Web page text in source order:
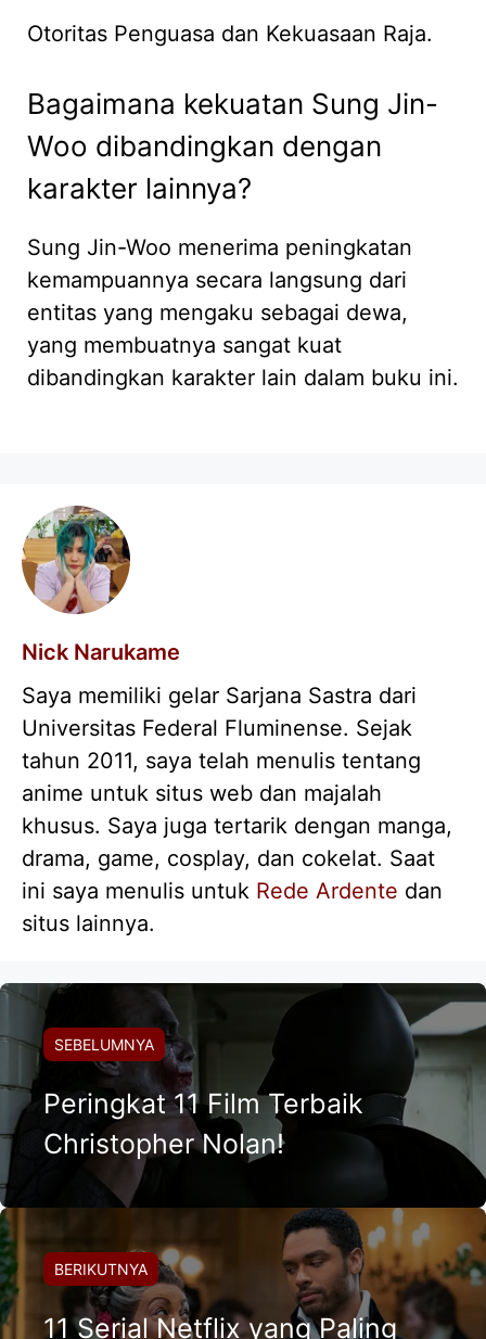
Otoritas Penguasa dan Kekuasaan Raja.
Bagaimana kekuatan Sung Jin-
Woo dibandingkan dengan
karakter lainnya?
Sung Jin-Woo menerima peningkatan
kemampuannya secara langsung dari
entitas yang mengaku sebagai dewa,
yang membuatnya sangat kuat
dibandingkan karakter lain dalam buku ini.
Nick Narukame
Saya memiliki gelar Sarjana Sastra dari
Universitas Federal Fluminense. Sejak
tahun 2011, saya telah menulis tentang
anime untuk situs web dan majalah
khusus. Saya juga tertarik dengan manga,
drama, game, cosplay, dan cokelat. Saat
ini saya menulis untuk Rede Ardente dan
situs lainnya.
SEBELUMNYA
Peringkat 11 Film Terbaik
Christopher Nolan!
BERIKUTNYA
11 Serial Netflix yang Paling